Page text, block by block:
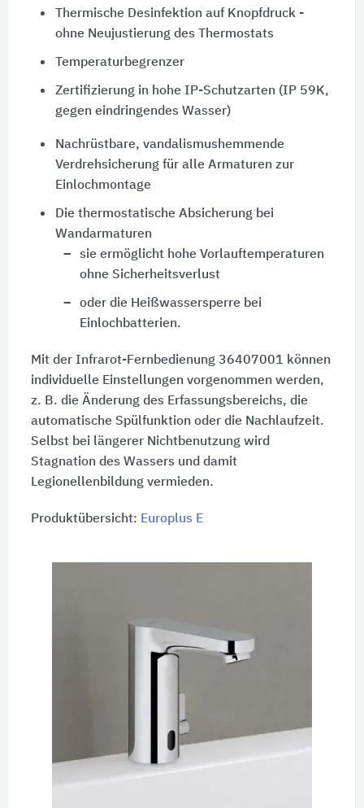
Thermische Desinfektion auf Knopfdruck -
ohne Neujustierung des Thermostats
Temperaturbegrenzer
Zertifizierung in hohe IP-Schutzarten (IP 59K,
gegen eindringendes Wasser)
Nachrüstbare, vandalismushemmende
Verdrehsicherung für alle Armaturen zur
Einlochmontage
Die thermostatische Absicherung bei
Wandarmaturen
sie ermöglicht hohe Vorlauftemperaturen
ohne Sicherheitsverlust
oder die Heißwassersperre bei
Einlochbatterien.
Mit der Infrarot-Fernbedienung 36407001 können
individuelle Einstellungen vorgenommen werden,
z. B. die Änderung des Erfassungsbereichs, die
automatische Spülfunktion oder die Nachlaufzeit.
Selbst bei längerer Nichtbenutzung wird
Stagnation des Wassers und damit
Legionellenbildung vermieden.
Produktübersicht: Europlus E